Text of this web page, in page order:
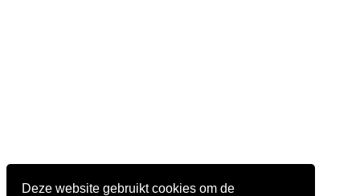
Deze website gebruikt cookies om de